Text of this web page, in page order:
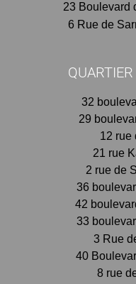
23 Boulevard
6 Rue de
32
29
12 rue
21 rue
2 rue de
36
42
33
3 Rue
40
8 rue